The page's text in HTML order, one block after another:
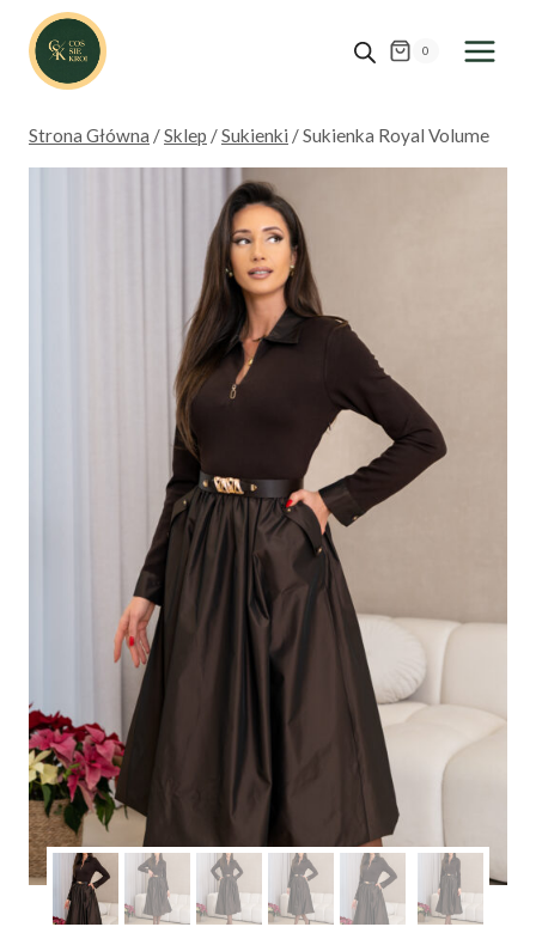
Przejdź
treści
0
Strona Główna /Sklep /Sukienki /Sukienka Royal Volume